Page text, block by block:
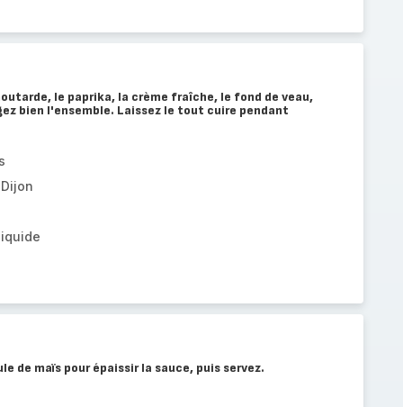
le paprika, la crème fraîche, le fond de veau,
bien l'ensemble. Laissez le tout cuire pendant
de maïs pour épaissir la sauce, puis servez.